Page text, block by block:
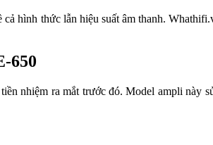
hình thức lẫn hiệu suất âm thanh.
650
nhiệm ra mắt trước đó. Model ampli này